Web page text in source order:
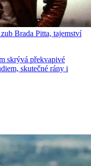
Brada Pitta, tajemství
skrývá překvapivé
skutečné rány i